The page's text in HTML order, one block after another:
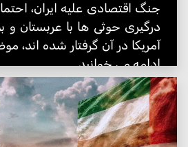
جنگ اقتصادی علیه ایران،
درگیری حوثی ها با عربستان و
آمریکا در آن گرفتار شده اند،
ادامه می خوانید